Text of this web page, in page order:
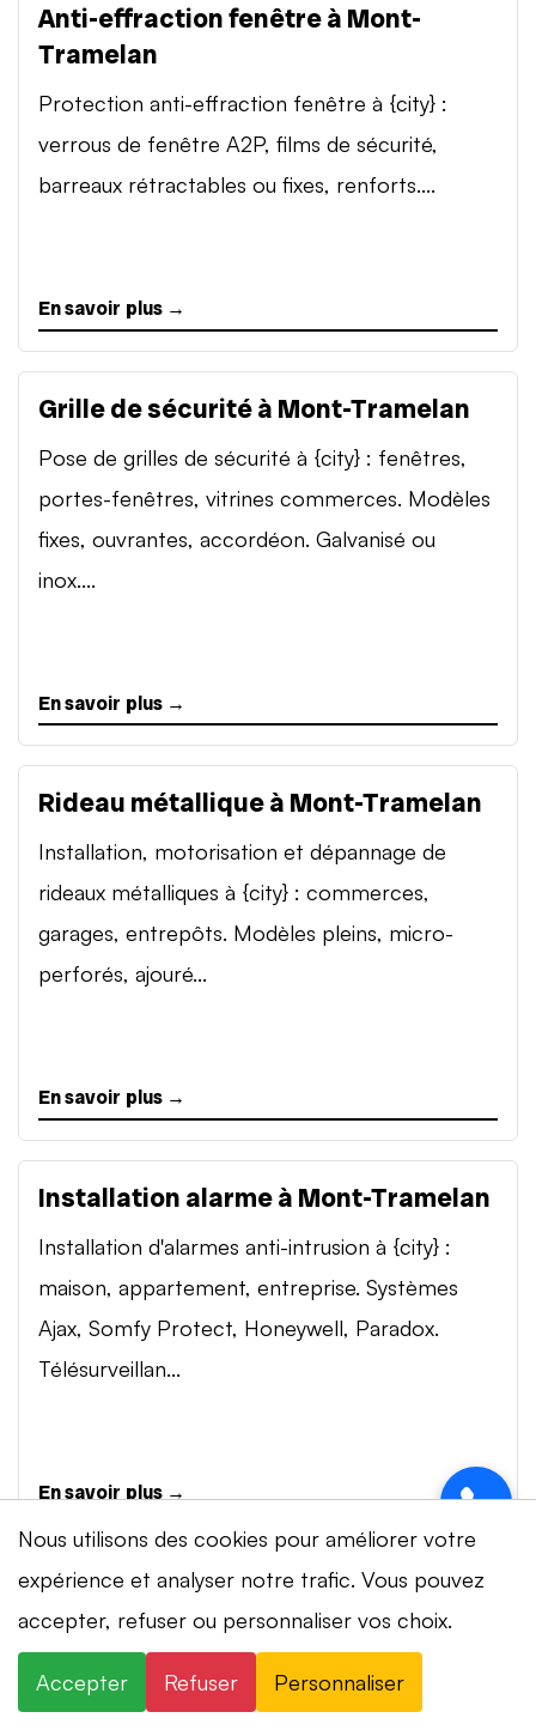
Anti-effraction fenêtre à Mont-
Tramelan
Protection anti-effraction fenêtre à {city} :
verrous de fenêtre A2P, films de sécurité,
barreaux rétractables ou fixes, renforts....
En savoir plus →
Grille de sécurité à Mont-Tramelan
Pose de grilles de sécurité à {city} : fenêtres,
portes-fenêtres, vitrines commerces. Modèles
fixes, ouvrantes, accordéon. Galvanisé ou
inox....
En savoir plus →
Rideau métallique à Mont-Tramelan
Installation, motorisation et dépannage de
rideaux métalliques à {city} : commerces,
garages, entrepôts. Modèles pleins, micro-
perforés, ajouré...
En savoir plus →
Installation alarme à Mont-Tramelan
Installation d'alarmes anti-intrusion à {city} :
maison, appartement, entreprise. Systèmes
Ajax, Somfy Protect, Honeywell, Paradox.
Télésurveillan...
En savoir plus →
Vidéosurveillance à Mont-Tramelan
Installation de systèmes de vidéosurveillance à
{city} : caméras IP 4K, visionnage smartphone,
Nous utilisons des cookies pour améliorer votre
expérience et analyser notre trafic. Vous pouvez
accepter, refuser ou personnaliser vos choix.
Accepter Refuser Personnaliser
⚡ Intervention en 20 min· 24h/24 · 7j/7 ·
Devis gratuit
+41 78 319 32 82
WhatsApp